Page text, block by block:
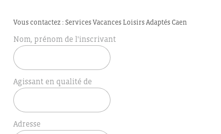
Vous contactez : Services Vacances Loisirs Adaptés Caen
Nom, prénom de l'inscrivant
Agissant en qualité de
Adresse